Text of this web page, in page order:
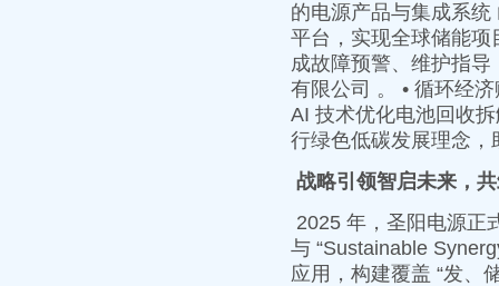
的电源产品与集成系
平台，实现全球储能
成故障预警、维护指
有限公司 。 • 循环经
AI 技术优化电池回收
行绿色低碳发展理念，
战略引领智启未来，
2025 年，圣阳电源正
与 “Sustainable
应用，构建覆盖 “发、